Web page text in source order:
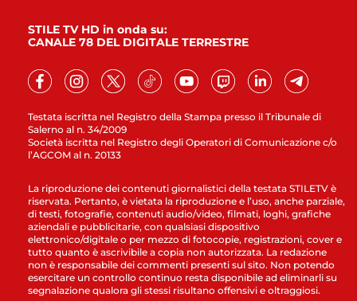
Testata iscritta nel Registro della Stampa presso il Tribunale di
Salerno al n. 34/2009
Società iscritta nel Registro degli Operatori di Comunicazione c/o
l’AGCOM al n. 20133
STILE TV HD in onda su:
CANALE 78 DEL DIGITALE TERRESTRE
La riproduzione dei contenuti giornalistici della testata STILETV è
riservata. Pertanto, è vietata la riproduzione e l’uso, anche parziale,
di testi, fotografie, contenuti audio/video, filmati, loghi, grafiche
aziendali e pubblicitarie, con qualsiasi dispositivo
elettronico/digitale o per mezzo di fotocopie, registrazioni, cover e
tutto quanto è ascrivibile a copia non autorizzata. La redazione
non è responsabile dei commenti presenti sul sito. Non potendo
esercitare un controllo continuo resta disponibile ad eliminarli su
segnalazione qualora gli stessi risultano offensivi e oltraggiosi.